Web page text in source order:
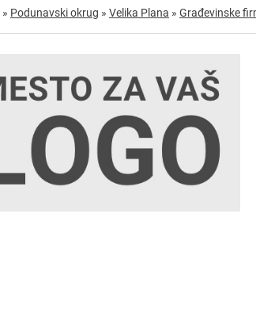
» Podunavski okrug » Velika Plana » Građevinske